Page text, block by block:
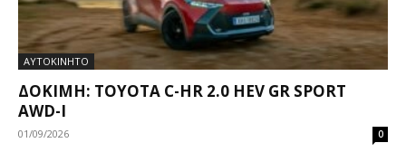
ΑΥΤΟΚΙΝΗΤΟ
ΔΟΚΙΜΉ: TOYOTA C-HR 2.0 HEV GR SPORT
AWD-I
01/09/2026 0